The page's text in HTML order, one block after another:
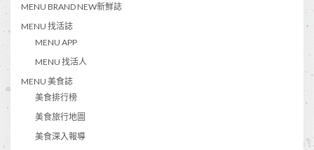
MENU BRAND NEW新鮮誌
MENU 找活誌
MENU APP
MENU 找活人
MENU 美食誌
美食排行榜
美食旅行地圖
美食深入報導